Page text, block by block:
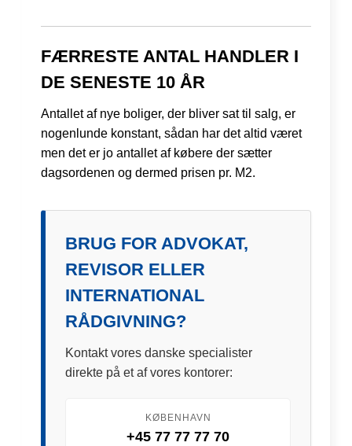
FÆRRESTE ANTAL HANDLER I
DE SENESTE 10 ÅR
Antallet af nye boliger, der bliver sat til salg, er
nogenlunde konstant, sådan har det altid været
men det er jo antallet af købere der sætter
dagsordenen og dermed prisen pr. M2.
BRUG FOR ADVOKAT,
REVISOR ELLER
INTERNATIONAL
RÅDGIVNING?
Kontakt vores danske specialister
direkte på et af vores kontorer:
KØBENHAVN
+45 77 77 77 70